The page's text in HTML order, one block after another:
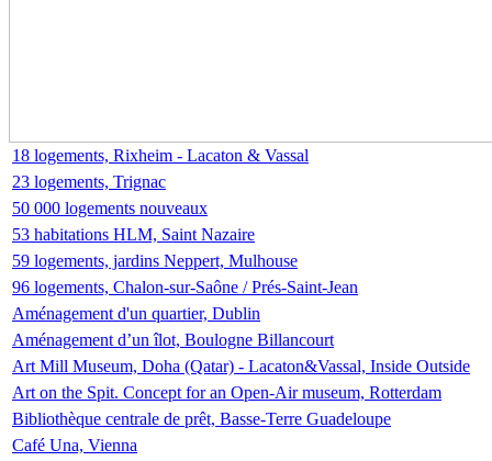
18 logements, Rixheim - Lacaton & Vassal
23 logements, Trignac
50 000 logements nouveaux
53 habitations HLM, Saint Nazaire
59 logements, jardins Neppert, Mulhouse
96 logements, Chalon-sur-Saône / Prés-Saint-Jean
Aménagement d'un quartier, Dublin
Aménagement d’un îlot, Boulogne Billancourt
Art Mill Museum, Doha (Qatar) - Lacaton&Vassal, Inside Outside
Art on the Spit. Concept for an Open-Air museum, Rotterdam
Bibliothèque centrale de prêt, Basse-Terre Guadeloupe
Café Una, Vienna